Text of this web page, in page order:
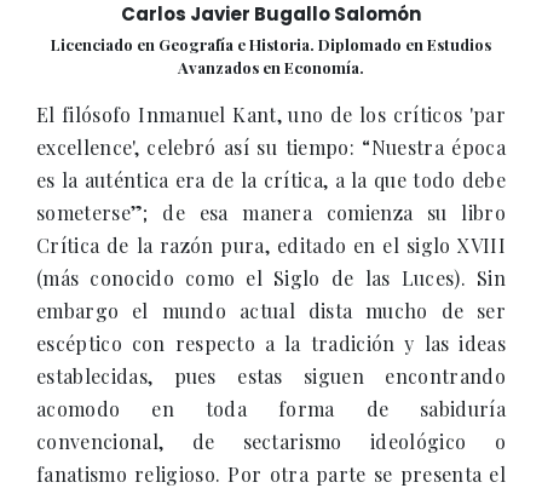
Carlos Javier Bugallo Salomón
Licenciado en Geografía e Historia. Diplomado en Estudios
Avanzados en Economía.
El filósofo Inmanuel Kant, uno de los críticos 'par
excellence', celebró así su tiempo: “Nuestra época
es la auténtica era de la crítica, a la que todo debe
someterse”; de esa manera comienza su libro
Crítica de la razón pura, editado en el siglo XVIII
(más conocido como el Siglo de las Luces). Sin
embargo el mundo actual dista mucho de ser
escéptico con respecto a la tradición y las ideas
establecidas, pues estas siguen encontrando
acomodo en toda forma de sabiduría
convencional, de sectarismo ideológico o
fanatismo religioso. Por otra parte se presenta el